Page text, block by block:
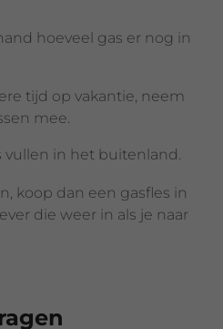
hoeveel gas er nog in
tijd op vakantie, neem
mee.
vullen in het buitenland.
koop dan een gasfles in
die weer in als je naar